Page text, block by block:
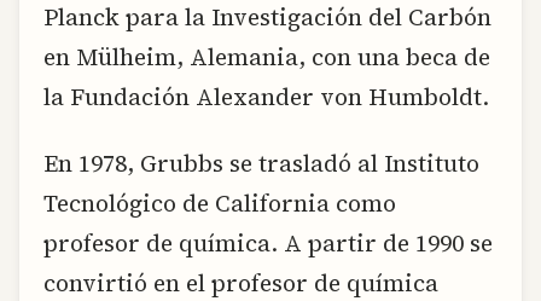
Planck para la Investigación del Carbón
en Mülheim, Alemania, con una beca de
la Fundación Alexander von Humboldt.
En 1978, Grubbs se trasladó al Instituto
Tecnológico de California como
profesor de química. A partir de 1990 se
convirtió en el profesor de química